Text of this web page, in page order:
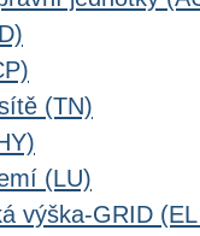
(TN)
(LU)
výška-GRID